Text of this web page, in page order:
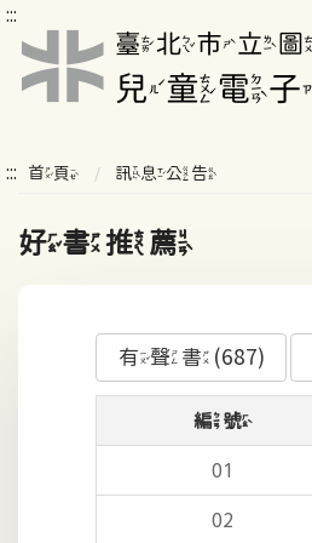
:::
::: 首頁 訊息公告
好書推薦
有聲書(687)
編號
01
02